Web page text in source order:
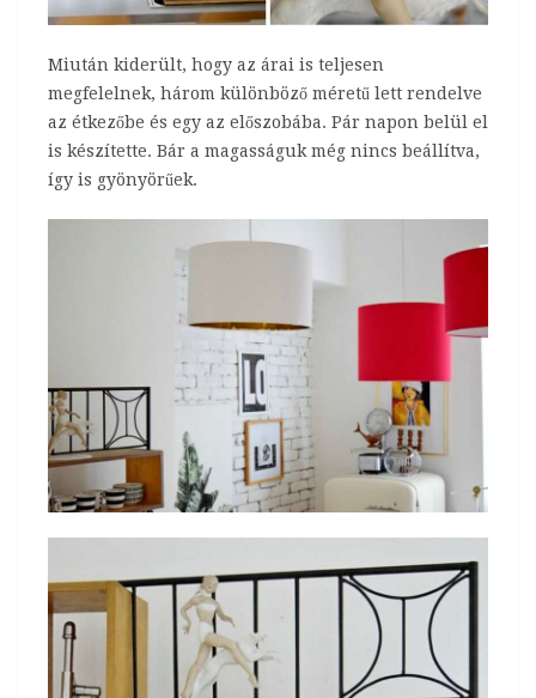
Miután kiderült, hogy az árai is teljesen
megfelelnek, három különböző méretű lett rendelve
az étkezőbe és egy az előszobába. Pár napon belül el
is készítette. Bár a magasságuk még nincs beállítva,
így is gyönyörűek.